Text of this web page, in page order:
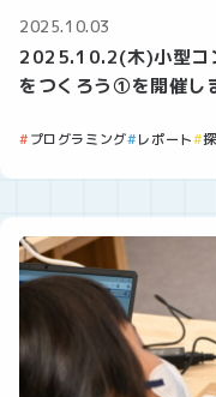
2025.10.03
2025.10.2(木)小型コ
をつくろう①を開催し
プログラミング レポート